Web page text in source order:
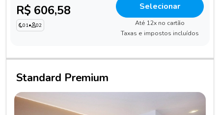
R$ 606,58
01• 02
Selecionar
Até 12x no cartão
Taxas e impostos incluídos
Standard Premium